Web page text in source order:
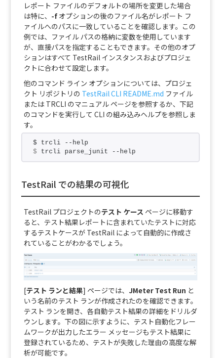
レポート ファイルのデフォルトの場所を変更した場合
は特に、 -f オプションの後のファイル名がレポート フ
ァイルへのパスに一致していることを確認します。この
例では、ファイル パスの格納に変数を使用しています
が、直接パスを指定することもできます。その他のオプ
ションはすべて TestRail インスタンスおよびプロジェ
クトに合わせて設定します。
他のコマンド ライン オプションについては、プロジェ
クト リポジトリの TestRail CLI README.md ファイル
または TRCLI のマニュアル ページを参照するか、下記
のコマンドを実行して CLI の組み込みヘルプを参照しま
す。
$ trcli --help
$ trcli parse_junit --help
TestRail での結果の可視化
TestRail プロジェクトのテスト ケース ページに移動す
ると、テスト結果レポートに含まれていたテストに対応
するテストケースが TestRail によって自動的に作成さ
れていることがわかるでしょう。
[テスト ランと結果] ページでは、 JMeter Test Run と
いう名前のテスト ランが作成されたのを確認できます。
テスト ランを開き、各自動テスト結果の詳細をドリルダ
ウンします。下の図に示すように、テスト自動化フレー
ムワークが出力したエラー メッセージもテスト結果に
登録されているため、テストが失敗した理由の高度な解
析が可能です。